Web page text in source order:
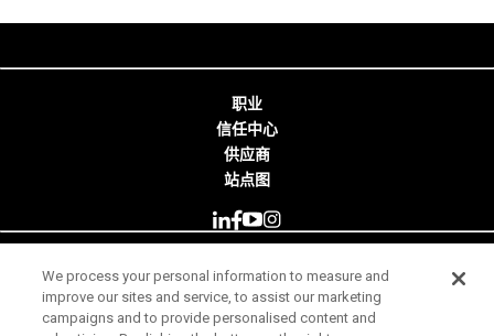
职业
信任中心
供应商
站点图
© 2026 Minitab, LLC. All Rights Reserved.
We process your personal information to measure and
improve our sites and service, to assist our marketing
campaigns and to provide personalised content and